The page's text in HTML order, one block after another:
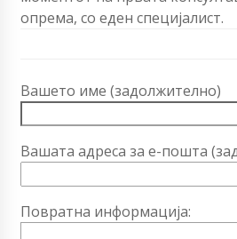
опрема, со еден специјалист.
Вашето име (задолжително)
Вашата адреса за е-пошта
Повратна информација: